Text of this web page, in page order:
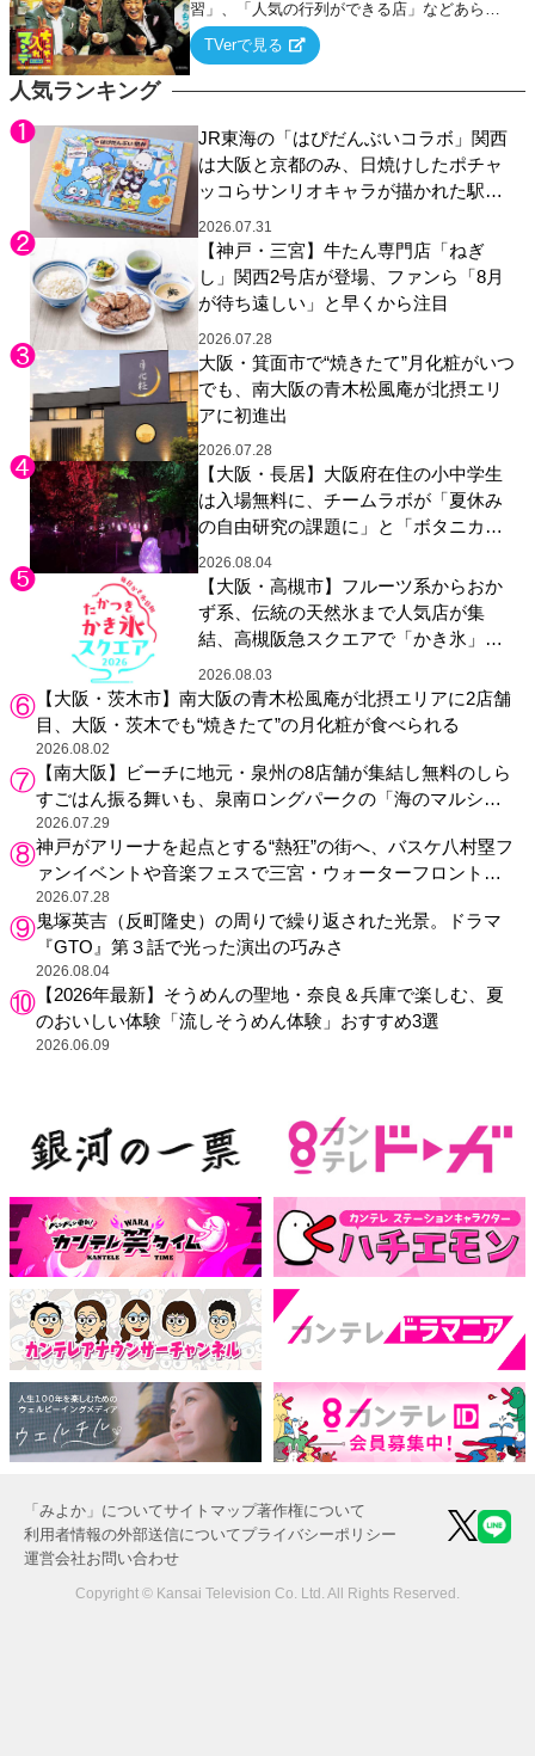
人気ランキング
JR東海の「はぴだんぶいコラボ」関西
は大阪と京都のみ、日焼けしたポチャ
ッコらサンリオキャラが描かれた駅弁
やグッズが登場
2026.07.31
【神戸・三宮】牛たん専門店「ねぎ
し」関西2号店が登場、ファンら「8月
が待ち遠しい」と早くから注目
2026.07.28
大阪・箕面市で“焼きたて”月化粧がいつ
でも、南大阪の青木松風庵が北摂エリ
アに初進出
2026.07.28
【大阪・長居】大阪府在住の小中学生
は入場無料に、チームラボが「夏休み
の自由研究の課題に」と「ボタニカル
ガーデン 大阪」へ招待
2026.08.04
【大阪・高槻市】フルーツ系からおか
ず系、伝統の天然氷まで人気店が集
結、高槻阪急スクエアで「かき氷」祭
り
2026.08.03
【大阪・茨木市】南大阪の青木松風庵が北摂エリアに2店舗
目、大阪・茨木でも“焼きたて”の月化粧が食べられる
2026.08.02
【南大阪】ビーチに地元・泉州の8店舗が集結し無料のしら
すごはん振る舞いも、泉南ロングパークの「海のマルシ
ェ」がリニューアル！
2026.07.29
神戸がアリーナを起点とする“熱狂”の街へ、バスケ八村塁フ
ァンイベントや音楽フェスで三宮・ウォーターフロントを
活性化
2026.07.28
鬼塚英吉（反町隆史）の周りで繰り返された光景。ドラマ
『GTO』第３話で光った演出の巧みさ
2026.08.04
【2026年最新】そうめんの聖地・奈良＆兵庫で楽しむ、夏
のおいしい体験「流しそうめん体験」おすすめ3選
2026.06.09
習」、「人気の行列ができる店」などあらゆ
るテーマについて好き放題にちゃちゃを入れ
ていく関西色を前面に押し出したトークバラ
TVerで見る
「みよか」についてサイトマップ著作権について
利用者情報の外部送信についてプライバシーポリシー
運営会社お問い合わせ
Copyright © Kansai Television Co. Ltd. All Rights Reserved.